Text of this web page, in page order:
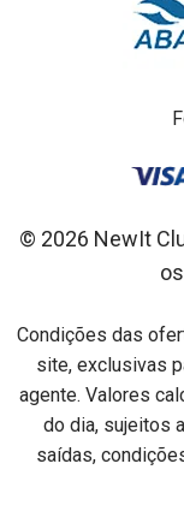
© 2026 NewIt
Condições das
site, exclusivas
agente. Valores
do dia, sujeitos
saídas,